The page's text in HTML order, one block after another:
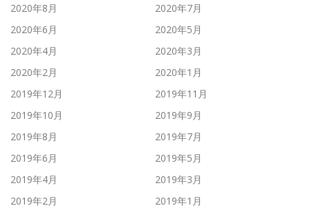
2020年8月
2020年7月
2020年6月
2020年5月
2020年4月
2020年3月
2020年2月
2020年1月
2019年12月
2019年11月
2019年10月
2019年9月
2019年8月
2019年7月
2019年6月
2019年5月
2019年4月
2019年3月
2019年2月
2019年1月